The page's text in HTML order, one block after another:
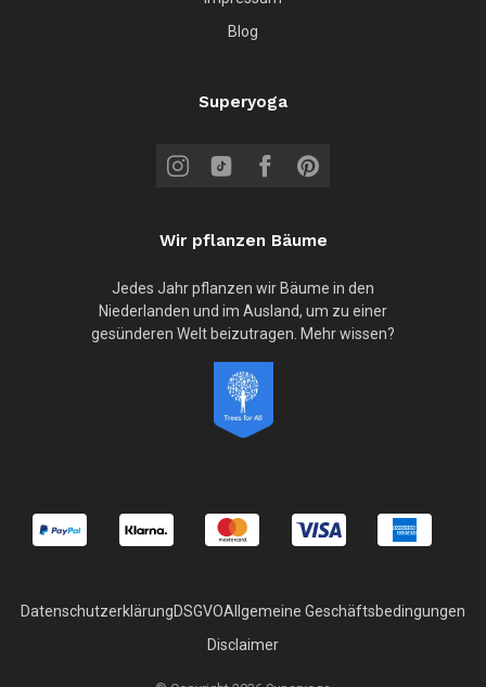
Blog
Superyoga
Wir pflanzen Bäume
Jedes Jahr pflanzen wir Bäume in den
Niederlanden und im Ausland, um zu einer
gesünderen Welt beizutragen. Mehr wissen?
DatenschutzerklärungDSGVOAllgemeine Geschäftsbedingungen
Disclaimer